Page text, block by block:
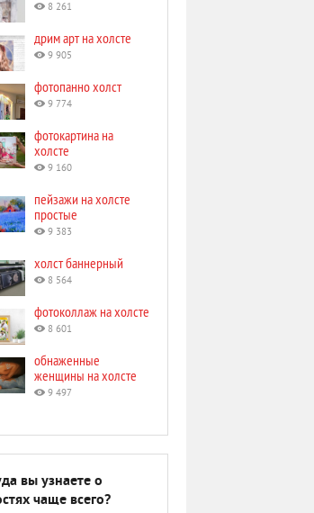
8 261
дрим арт на холсте
9 905
фотопанно холст
9 774
фотокартина на
холсте
9 160
пейзажи на холсте
простые
9 383
холст баннерный
8 564
фотоколлаж на холсте
8 601
обнаженные
женщины на холсте
9 497
вы узнаете о
чаще всего?